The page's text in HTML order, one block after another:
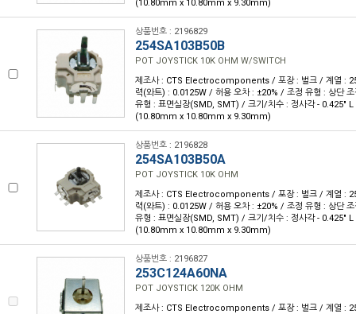
(10.80mm x 10.80mm x 9.30mm)
상품번호 : 2196829
254SA103B50B
POT JOYSTICK 10K OHM W/SWITCH
제조사 : CTS Electrocomponents / 포장 : 벌크 / 계열 :
력(와트) : 0.0125W / 허용 오차 : ±20% / 조정 유형 : 상단
유형 : 표면실장(SMD, SMT) / 크기/치수 : 정사각 - 0.425"
(10.80mm x 10.80mm x 9.30mm)
상품번호 : 2196828
254SA103B50A
POT JOYSTICK 10K OHM
제조사 : CTS Electrocomponents / 포장 : 벌크 / 계열 :
력(와트) : 0.0125W / 허용 오차 : ±20% / 조정 유형 : 상단
유형 : 표면실장(SMD, SMT) / 크기/치수 : 정사각 - 0.425"
(10.80mm x 10.80mm x 9.30mm)
상품번호 : 2196827
253C124A60NA
POT JOYSTICK 120K OHM
제조사 : CTS Electrocomponents / 포장 : 벌크 / 계열 :